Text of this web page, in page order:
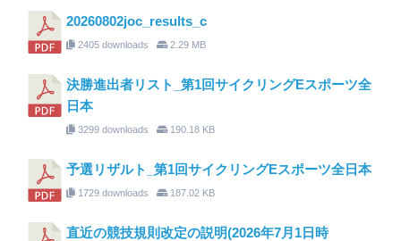
20260802joc_results_c
2405 downloads 2.29 MB
決勝進出者リスト_第1回サイクリングEスポーツ全
日本
3299 downloads 190.18 KB
予選リザルト_第1回サイクリングEスポーツ全日本
1729 downloads 187.02 KB
直近の競技規則改定の説明(2026年7月1日時